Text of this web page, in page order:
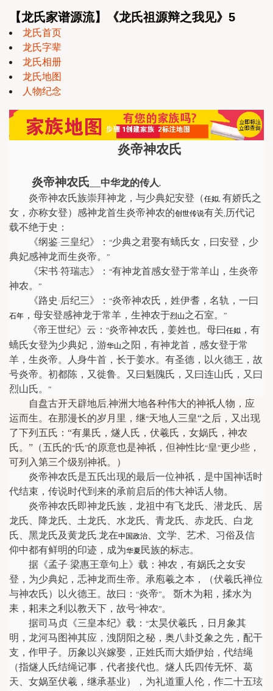
【龙氏家谱源流】《龙氏祖源辩之我见》5
龙氏首页
龙氏字辈
龙氏相册
龙氏地图
人物纪念
炎帝神农氏
炎帝神农氏 中华龙的传人.
炎帝神农氏族崇拜神龙，与少典妃安登（任姒 有娇氏之
女，亦称女登）感神龙首生炎帝神农的创世传说有关 历代记
载不绝于史：
《纲鉴·三皇纪》： “少典之君娶有蟜氏女，曰安登，少
典妃感神龙而生炎帝。
”
《宋书·符瑞志》： “有神龙首感女登于常羊山，生炎帝
神农。
”
《路史 · 后纪三》： “炎帝神农氏，姓伊耆，名轨，一曰
石年 ，母安登感神龙于常羊，生神农于烈山之石室。 ”
《帝王世纪》云： “炎帝神农氏，姜姓也。母曰任姒 ，有
蟜氏女登为少典妃，游华山之阳，有神龙首，感女登于常
羊，生炎帝。人身牛首，长于姜水。有圣德，以火德王，故
号炎帝。初都陈，又徙鲁。又曰魁隗氏，又曰连山氏，又曰
烈山氏。
”
自盘古开天辟地后神洲大地各种伟大的神祇人物，应
运而生。在那漫长的岁月里，继“天地人三皇“之后，又出现
了下列五氏：“有巢氏，燧人氏，伏羲氏，女娲氏，神农
氏。”（五氏的“氏”的原意也是神祇，但神性比“皇”更少些，
可列入第三个级别神祇。）
炎帝神农氏是五氏出现的最后一位神祇，是中国神话时
代结束，传说时代到来的承前启后的伟大神话人物。
炎帝神农氏即神龙氏族，龙祖中有飞龙氏、潜龙氏、居
龙氏、降龙氏、土龙氏、水龙氏、青龙氏、赤龙氏、白龙
氏、黑龙氏及黄龙氏 龙在中国政治
、文学、艺术、习俗及信
仰中都有鲜明的印迹，成为华夏 民族的标志。
据《孟子·梁惠王章句上》载：神农，有娲氏之女安
登，为少典妃，忎神龙而生帝。承庖羲之本，（伏羲氏禅位
与神农氏）以火德王。故曰： “炎帝”。 斲木为耜，揉水为
耒，耜耒之利以教天下，故号“神农”。
据司马贞《三皇本纪》载： “太昊伏羲氏，日月象其
明，龙河马图神其应，洩阴阳之秘，奥八卦爻象之先，配干
支，作甲子。历象以兴嫁娶，正姓氏而大婚伊始，代结绳
（指燧人氏结绳记事，代者接代也。燧人氏四传无怀、葛
天、女娲至伏羲，继承基业），为礼道重人伦，作二十五玹